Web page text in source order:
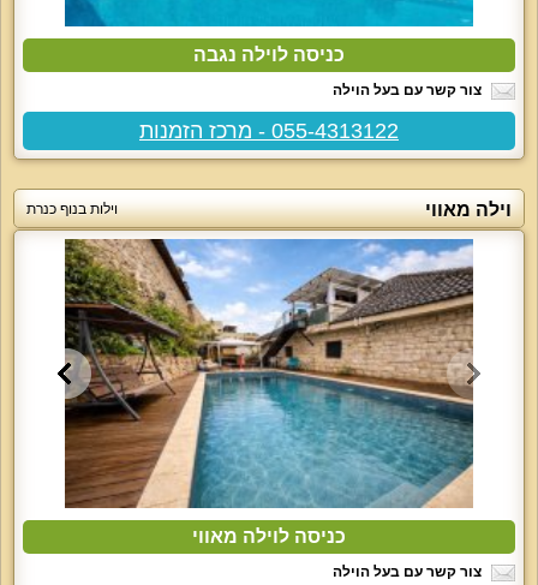
כניסה לוילה נגבה
צור קשר עם בעל הוילה
055-4313122 - מרכז הזמנות
וילה מאווי וילות בנוף כנרת
כניסה לוילה מאווי
צור קשר עם בעל הוילה